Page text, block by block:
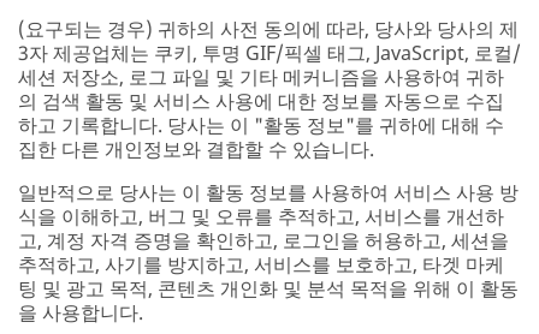
(요구되는 경우) 귀하의 사전 동의에 따라, 당사와 당사의 제
3자 제공업체는 쿠키, 투명 GIF/픽셀 태그, JavaScript, 로컬/
세션 저장소, 로그 파일 및 기타 메커니즘을 사용하여 귀하
의 검색 활동 및 서비스 사용에 대한 정보를 자동으로 수집
하고 기록합니다. 당사는 이 "활동 정보"를 귀하에 대해 수
집한 다른 개인정보와 결합할 수 있습니다.
일반적으로 당사는 이 활동 정보를 사용하여 서비스 사용 방
식을 이해하고, 버그 및 오류를 추적하고, 서비스를 개선하
고, 계정 자격 증명을 확인하고, 로그인을 허용하고, 세션을
추적하고, 사기를 방지하고, 서비스를 보호하고, 타겟 마케
팅 및 광고 목적, 콘텐츠 개인화 및 분석 목적을 위해 이 활동
을 사용합니다.